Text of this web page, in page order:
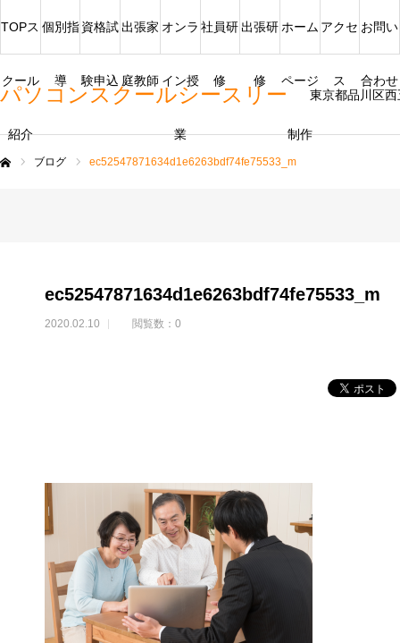
パソコンスクールシースリー 東京都品川区
TOPス
クール
紹介
個別指
導
資格試
験申込
出張家
庭教師
オンラ
イン授
業
社員研
修
出張研
修
ホーム
ページ
制作
アクセ
ス
お問い
合わせ
ブログ ec52547871634d1e6263bdf74fe75533_m
ec52547871634d1e6263bdf74fe75533_m
2020.02.10 閲覧数：0